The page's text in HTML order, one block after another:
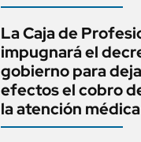
La Caja de
impugnará el
gobierno para
efectos el cobro
la atención médica